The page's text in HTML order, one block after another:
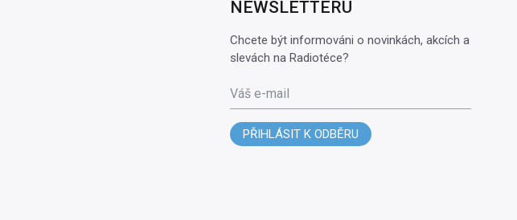
NEWSLETTERU
Chcete být informováni o novinkách, akcích a
slevách na Radiotéce?
Váš e-mail
PŘIHLÁSIT K ODBĚRU